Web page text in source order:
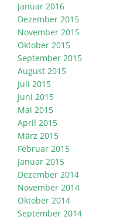
Januar 2016
Dezember 2015
November 2015
Oktober 2015
September 2015
August 2015
Juli 2015
Juni 2015
Mai 2015
April 2015
März 2015
Februar 2015
Januar 2015
Dezember 2014
November 2014
Oktober 2014
September 2014